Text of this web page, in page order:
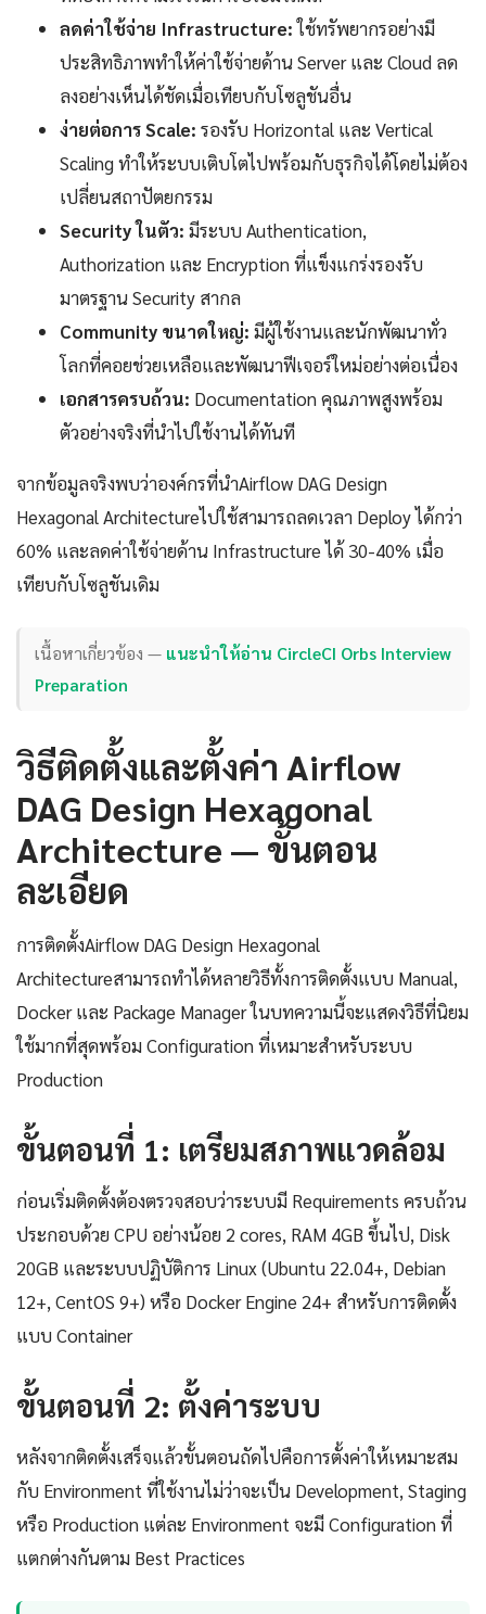
ลดค่าใช้จ่าย Infrastructure:ใช้ทรัพยากรอย่างมี
ประสิทธิภาพทำให้ค่าใช้จ่ายด้าน Server และ Cloud ลด
ลงอย่างเห็นได้ชัดเมื่อเทียบกับโซลูชันอื่น
ง่ายต่อการ Scale: รองรับ Horizontal และ Vertical
Scaling ทำให้ระบบเติบโตไปพร้อมกับธุรกิจได้โดยไม่ต้อง
เปลี่ยนสถาปัตยกรรม
Security ในตัว: มีระบบ Authentication,
Authorization และ Encryption ที่แข็งแกร่งรองรับ
มาตรฐาน Security สากล
Community ขนาดใหญ่: มีผู้ใช้งานและนักพัฒนาทั่ว
โลกที่คอยช่วยเหลือและพัฒนาฟีเจอร์ใหม่อย่างต่อเนื่อง
เอกสารครบถ้วน: Documentation คุณภาพสูงพร้อม
ตัวอย่างจริงที่นำไปใช้งานได้ทันที
จากข้อมูลจริงพบว่าองค์กรที่นำAirflow DAG Design
Hexagonal Architectureไปใช้สามารถลดเวลา Deploy ได้กว่า
60% และลดค่าใช้จ่ายด้าน Infrastructure ได้ 30-40% เมื่อ
เทียบกับโซลูชันเดิม
เนื้อหาเกี่ยวข้อง — แนะนำให้อ่าน CircleCI Orbs Interview
Preparation
วิธีติดตั้งและตั้งค่า Airflow
DAG Design Hexagonal
Architecture — ขั้นตอน
ละเอียด
การติดตั้งAirflow DAG Design Hexagonal
Architectureสามารถทำได้หลายวิธีทั้งการติดตั้งแบบ Manual,
Docker และ Package Manager ในบทความนี้จะแสดงวิธีที่นิยม
ใช้มากที่สุดพร้อม Configuration ที่เหมาะสำหรับระบบ
Production
ขั้นตอนที่ 1: เตรียมสภาพแวดล้อม
ก่อนเริ่มติดตั้งต้องตรวจสอบว่าระบบมี Requirements ครบถ้วน
ประกอบด้วย CPU อย่างน้อย 2 cores, RAM 4GB ขึ้นไป, Disk
20GB และระบบปฏิบัติการ Linux (Ubuntu 22.04+, Debian
12+, CentOS 9+) หรือ Docker Engine 24+ สำหรับการติดตั้ง
แบบ Container
ขั้นตอนที่ 2: ตั้งค่าระบบ
หลังจากติดตั้งเสร็จแล้วขั้นตอนถัดไปคือการตั้งค่าให้เหมาะสม
กับ Environment ที่ใช้งานไม่ว่าจะเป็น Development, Staging
หรือ Production แต่ละ Environment จะมี Configuration ที่
แตกต่างกันตาม Best Practices